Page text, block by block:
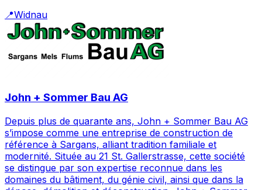
📍Widnau
John + Sommer Bau AG
Depuis plus de quarante ans, John + Sommer Bau AG
s’impose comme une entreprise de construction de
référence à Sargans, alliant tradition familiale et
modernité. Située au 21 St. Gallerstrasse, cette société
se distingue par son expertise reconnue dans les
domaines du bâtiment, du génie civil, ainsi que dans la